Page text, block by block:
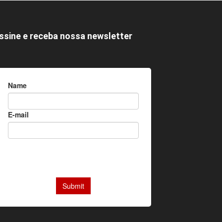
e receba nossa newsletter